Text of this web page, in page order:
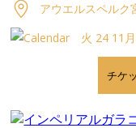
アウエルスペルク
火 24 11
チケ